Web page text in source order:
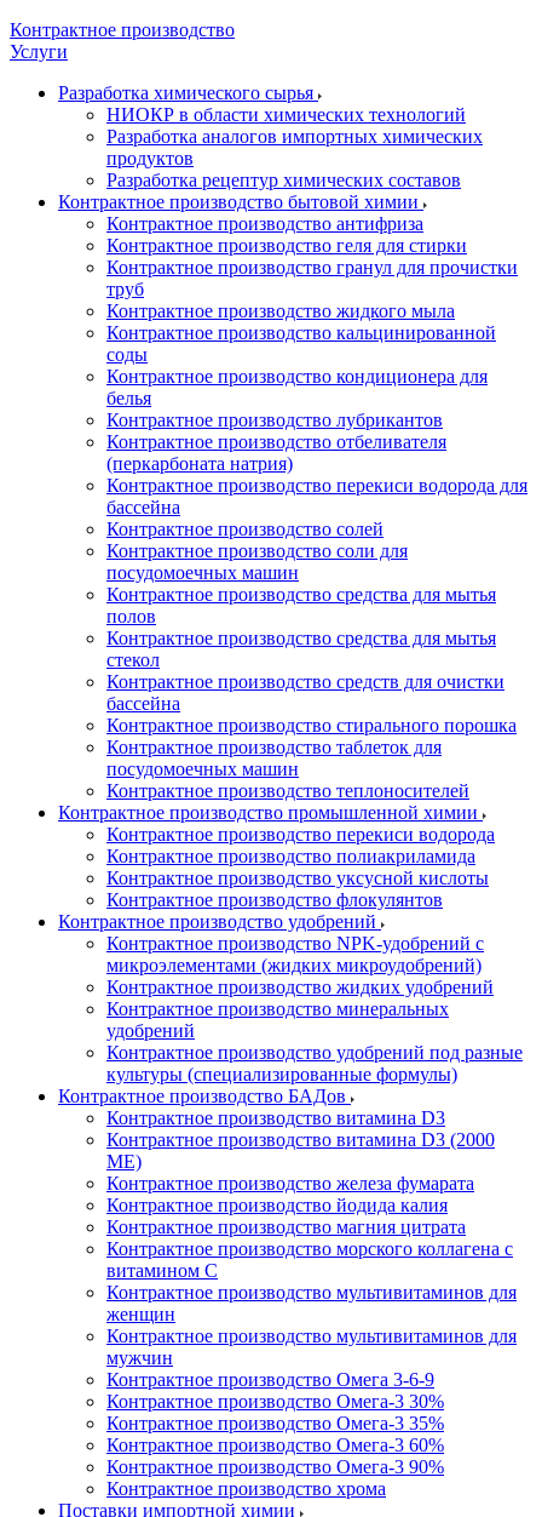
Контрактное производство
Услуги
Разработка химического сырья
НИОКР в области химических технологий
Разработка аналогов импортных химических
продуктов
Разработка рецептур химических составов
Контрактное производство бытовой химии
Контрактное производство антифриза
Контрактное производство геля для стирки
Контрактное производство гранул для прочистки
труб
Контрактное производство жидкого мыла
Контрактное производство кальцинированной
соды
Контрактное производство кондиционера для
белья
Контрактное производство лубрикантов
Контрактное производство отбеливателя
(перкарбоната натрия)
Контрактное производство перекиси водорода для
бассейна
Контрактное производство солей
Контрактное производство соли для
посудомоечных машин
Контрактное производство средства для мытья
полов
Контрактное производство средства для мытья
стекол
Контрактное производство средств для очистки
бассейна
Контрактное производство стирального порошка
Контрактное производство таблеток для
посудомоечных машин
Контрактное производство теплоносителей
Контрактное производство промышленной химии
Контрактное производство перекиси водорода
Контрактное производство полиакриламида
Контрактное производство уксусной кислоты
Контрактное производство флокулянтов
Контрактное производство удобрений
Контрактное производство NPK-удобрений с
микроэлементами (жидких микроудобрений)
Контрактное производство жидких удобрений
Контрактное производство минеральных
удобрений
Контрактное производство удобрений под разные
культуры (специализированные формулы)
Контрактное производство БАДов
Контрактное производство витамина D3
Контрактное производство витамина D3 (2000
МЕ)
Контрактное производство железа фумарата
Контрактное производство йодида калия
Контрактное производство магния цитрата
Контрактное производство морского коллагена с
витамином С
Контрактное производство мультивитаминов для
женщин
Контрактное производство мультивитаминов для
мужчин
Контрактное производство Омега 3-6-9
Контрактное производство Омега-3 30%
Контрактное производство Омега-3 35%
Контрактное производство Омега-3 60%
Контрактное производство Омега-3 90%
Контрактное производство хрома
Поставки импортной химии